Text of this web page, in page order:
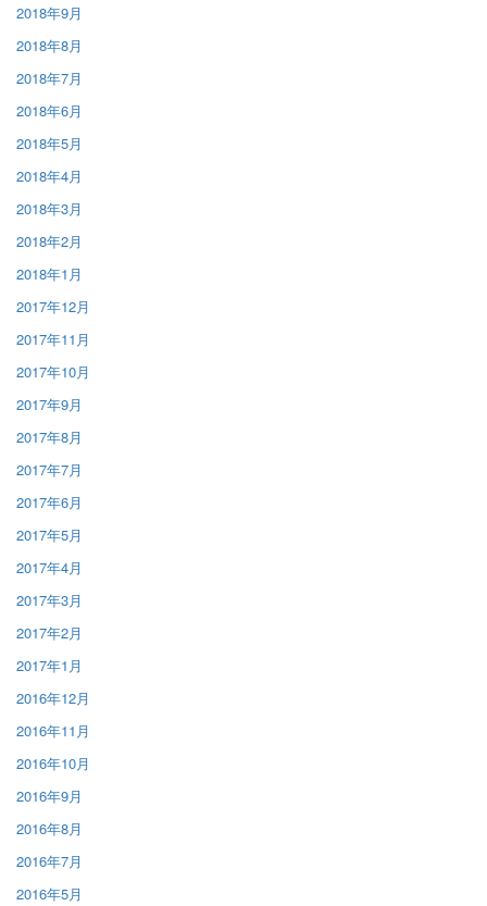
2018年9月
2018年8月
2018年7月
2018年6月
2018年5月
2018年4月
2018年3月
2018年2月
2018年1月
2017年12月
2017年11月
2017年10月
2017年9月
2017年8月
2017年7月
2017年6月
2017年5月
2017年4月
2017年3月
2017年2月
2017年1月
2016年12月
2016年11月
2016年10月
2016年9月
2016年8月
2016年7月
2016年5月